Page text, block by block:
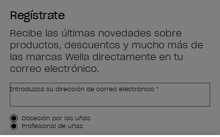
Regístrate
Recibe las últimas novedades sobre
productos, descuentos y mucho más de
las marcas Wella directamente en tu
correo electrónico.
Introduzca su dirección de correo electrónico *
Tipo de cliente
Obsesión por las uñas
Profesional de uñas